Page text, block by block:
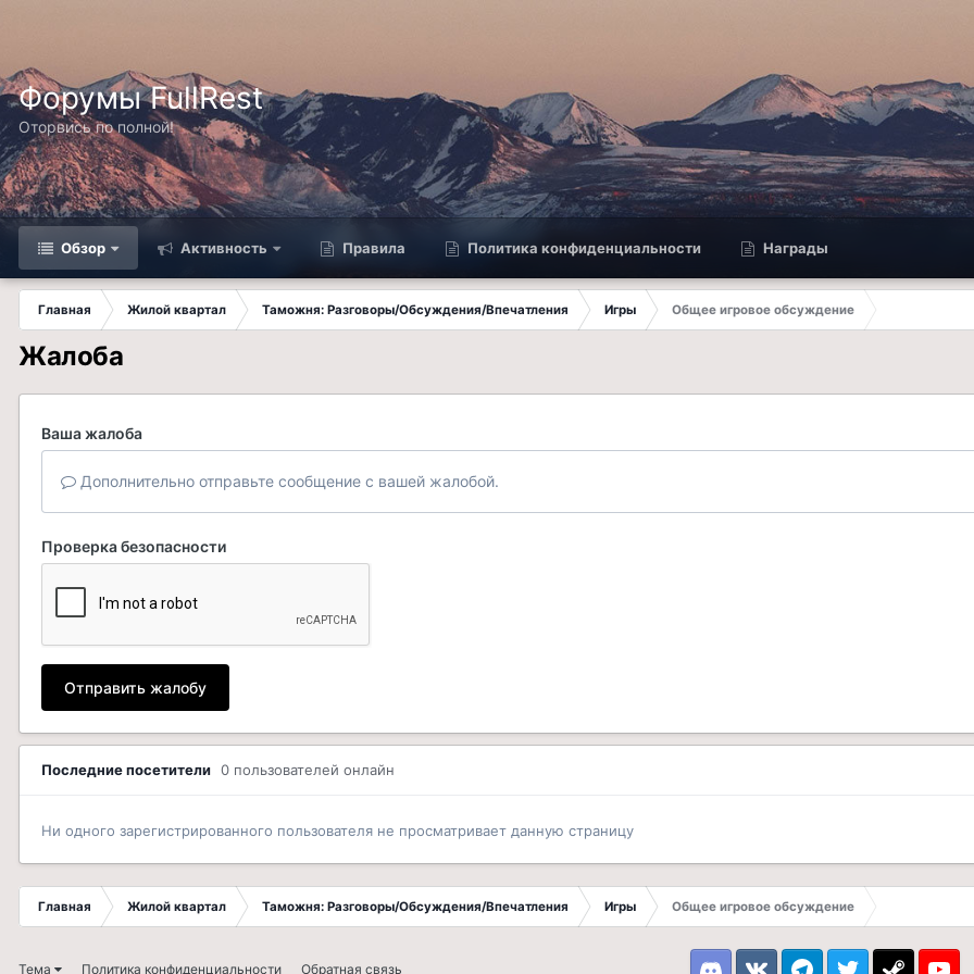
Форумы FullRest
Оторвись по полной!
Обзор Активность Правила Политика конфиденциальности Награды
Главная Жилой квартал Таможня: Разговоры/Обсуждения/Впечатления Игры
Общее игровое обсуждение
Жалоба
Ваша жалоба
Дополнительно отправьте сообщение с вашей жалобой.
Проверка безопасности
Отправить жалобу
Последние посетители 0 пользователей онлайн
Ни одного зарегистрированного пользователя не просматривает данную страницу
Главная Жилой квартал Таможня: Разговоры/Обсуждения/Впечатления Игры Общее игровое обсуждение
Тема Политика конфиденциальности Обратная связь